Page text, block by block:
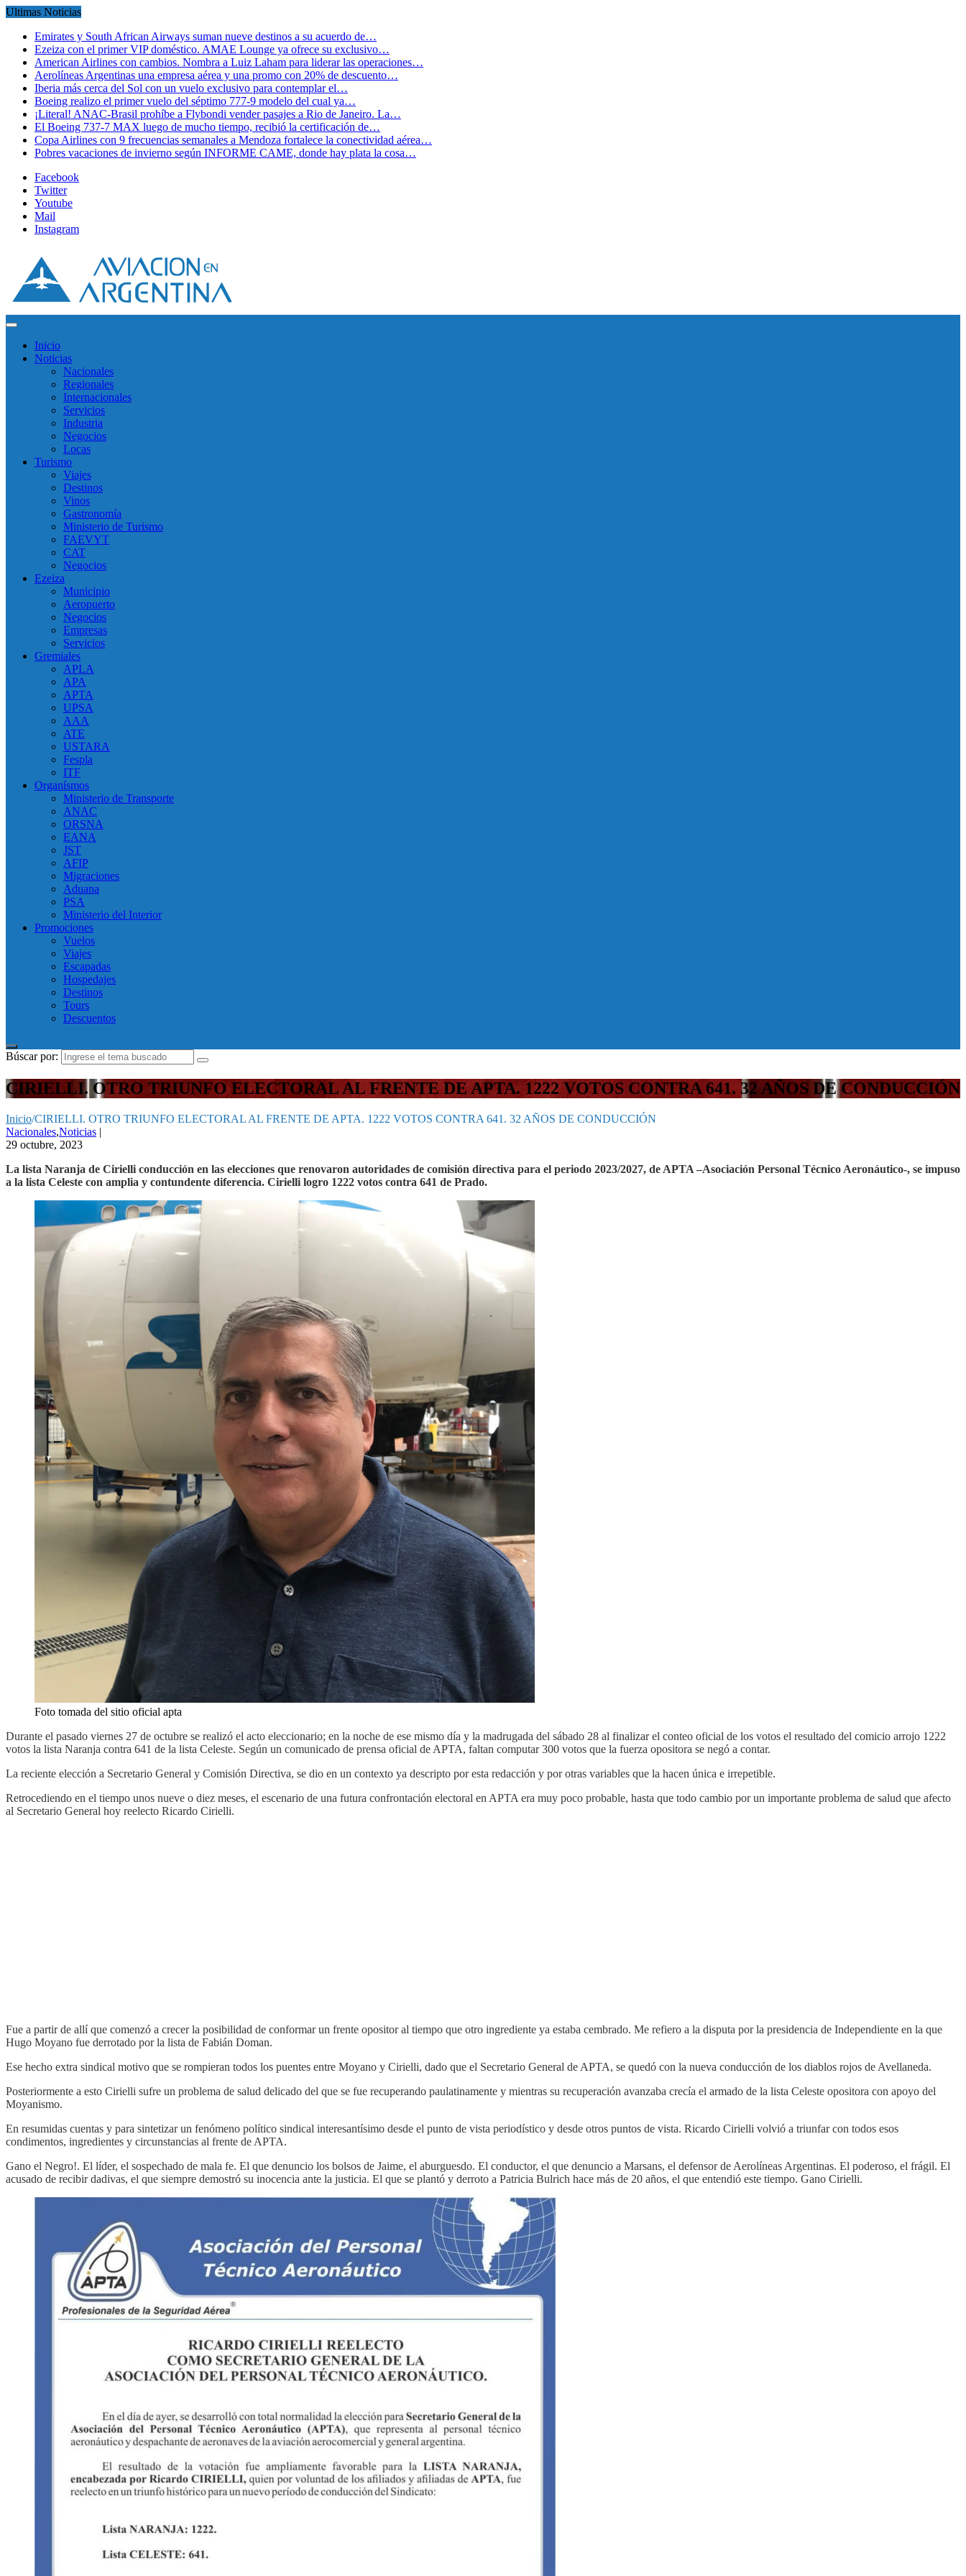
Ultimas Noticias
Emirates y South African Airways suman nueve destinos a su acuerdo de…
Ezeiza con el primer VIP doméstico. AMAE Lounge ya ofrece su exclusivo…
American Airlines con cambios. Nombra a Luiz Laham para liderar las operaciones…
Aerolíneas Argentinas una empresa aérea y una promo con 20% de descuento…
Iberia más cerca del Sol con un vuelo exclusivo para contemplar el…
Boeing realizo el primer vuelo del séptimo 777-9 modelo del cual ya…
¡Literal! ANAC-Brasil prohíbe a Flybondi vender pasajes a Rio de Janeiro. La…
El Boeing 737-7 MAX luego de mucho tiempo, recibió la certificación de…
Copa Airlines con 9 frecuencias semanales a Mendoza fortalece la conectividad aérea…
Pobres vacaciones de invierno según INFORME CAME, donde hay plata la cosa…
Facebook
Twitter
Youtube
Mail
Instagram
Inicio
Noticias
Nacionales
Regionales
Internacionales
Servicios
Industria
Negocios
Locas
Turismo
Viajes
Destinos
Vinos
Gastronomía
Ministerio de Turismo
FAEVYT
CAT
Negocios
Ezeiza
Municipio
Aeropuerto
Negocios
Empresas
Servicios
Gremiales
APLA
APA
APTA
UPSA
AAA
ATE
USTARA
Fespla
ITF
Organísmos
Ministerio de Transporte
ANAC
ORSNA
EANA
JST
AFIP
Migraciones
Aduana
PSA
Ministerio del Interior
Promociones
Vuelos
Viajes
Escapadas
Hospedajes
Destinos
Tours
Descuentos
Búscar por:
CIRIELLI. OTRO TRIUNFO ELECTORAL AL FRENTE DE APTA. 1222 VOTOS CONTRA 641. 32 AÑOS DE CONDUCCIÓN
Inicio/CIRIELLI. OTRO TRIUNFO ELECTORAL AL FRENTE DE APTA. 1222 VOTOS CONTRA 641. 32 AÑOS DE CONDUCCIÓN
Nacionales,Noticias |
29 octubre, 2023
La lista Naranja de Cirielli conducción en las elecciones que renovaron autoridades de comisión directiva para el periodo 2023/2027, de APTA –Asociación Personal Técnico Aeronáutico-, se impuso
a la lista Celeste con amplia y contundente diferencia. Cirielli logro 1222 votos contra 641 de Prado.
Foto tomada del sitio oficial apta
Durante el pasado viernes 27 de octubre se realizó el acto eleccionario; en la noche de ese mismo día y la madrugada del sábado 28 al finalizar el conteo oficial de los votos el resultado del comicio arrojo 1222
votos la lista Naranja contra 641 de la lista Celeste. Según un comunicado de prensa oficial de APTA, faltan computar 300 votos que la fuerza opositora se negó a contar.
La reciente elección a Secretario General y Comisión Directiva, se dio en un contexto ya descripto por esta redacción y por otras variables que la hacen única e irrepetible.
Retrocediendo en el tiempo unos nueve o diez meses, el escenario de una futura confrontación electoral en APTA era muy poco probable, hasta que todo cambio por un importante problema de salud que afecto
al Secretario General hoy reelecto Ricardo Cirielli.
Fue a partir de allí que comenzó a crecer la posibilidad de conformar un frente opositor al tiempo que otro ingrediente ya estaba cembrado. Me refiero a la disputa por la presidencia de Independiente en la que
Hugo Moyano fue derrotado por la lista de Fabián Doman.
Ese hecho extra sindical motivo que se rompieran todos los puentes entre Moyano y Cirielli, dado que el Secretario General de APTA, se quedó con la nueva conducción de los diablos rojos de Avellaneda.
Posteriormente a esto Cirielli sufre un problema de salud delicado del que se fue recuperando paulatinamente y mientras su recuperación avanzaba crecía el armado de la lista Celeste opositora con apoyo del
Moyanismo.
En resumidas cuentas y para sintetizar un fenómeno político sindical interesantísimo desde el punto de vista periodístico y desde otros puntos de vista. Ricardo Cirielli volvió a triunfar con todos esos
condimentos, ingredientes y circunstancias al frente de APTA.
Gano el Negro!. El líder, el sospechado de mala fe. El que denuncio los bolsos de Jaime, el aburguesdo. El conductor, el que denuncio a Marsans, el defensor de Aerolíneas Argentinas. El poderoso, el frágil. El
acusado de recibir dadivas, el que siempre demostró su inocencia ante la justicia. El que se plantó y derroto a Patricia Bulrich hace más de 20 años, el que entendió este tiempo. Gano Cirielli.